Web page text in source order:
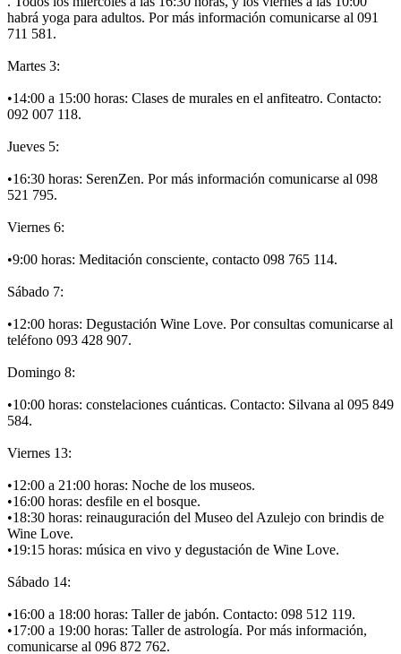
habrá yoga para adultos. Por más información comunicarse al 091
711 581.
Martes 3:
•14:00 a 15:00 horas: Clases de murales en el anfiteatro. Contacto:
092 007 118.
Jueves 5:
•16:30 horas: SerenZen. Por más información comunicarse al 098
521 795.
Viernes 6:
•9:00 horas: Meditación consciente, contacto 098 765 114.
Sábado 7:
•12:00 horas: Degustación Wine Love. Por consultas comunicarse al
teléfono 093 428 907.
Domingo 8:
•10:00 horas: constelaciones cuánticas. Contacto: Silvana al 095 849
584.
Viernes 13:
•12:00 a 21:00 horas: Noche de los museos.
•16:00 horas: desfile en el bosque.
•18:30 horas: reinauguración del Museo del Azulejo con brindis de
Wine Love.
•19:15 horas: música en vivo y degustación de Wine Love.
Sábado 14:
•16:00 a 18:00 horas: Taller de jabón. Contacto: 098 512 119.
•17:00 a 19:00 horas: Taller de astrología. Por más información,
comunicarse al 096 872 762.